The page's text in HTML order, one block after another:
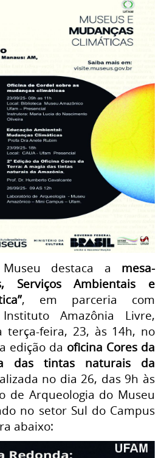
destaca a mesa-
Serviços Ambientais e
, em parceria com
Amazônia Livre,
terça-feira, 23, às 14h, no
edição da oficina Cores da
das tintas naturais da
no dia 26, das 9h às
de Arqueologia do Museu
no setor Sul do Campus
abaixo: